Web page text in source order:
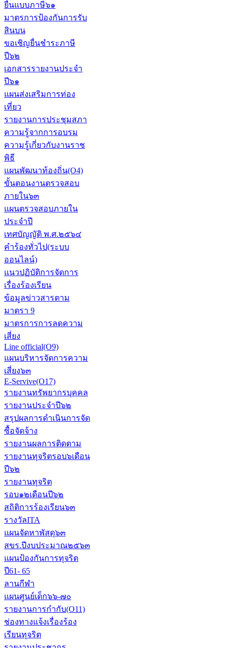
ยื่นแบบภาษี๖๑
มาตรการป้องกันการรับ
สินบน
ขอเชิญยื่นชำระภาษี
ปี๖๒
เอกสารรายงานประจำ
ปี๖๑
แผนส่งเสริมการท่อง
เที่ยว
รายงานการประชุมสภา
ความรู้จากการอบรม
ความรู้เกี่ยวกับงานราช
พิธี
แผนพัฒนาท้องถิ่น(O4)
ขั้นตอนงานตรวจสอบ
ภายใน๖๓
แผนตรวจสอบภายใน
ประจำปี
เทศบัญญัติ พ.ศ.๒๕๖๔
คำร้องทั่วไป(ระบบ
ออนไลน์)
แนวปฏิบัติการจัดการ
เรื่องร้องเรียน
ข้อมูลข่าวสารตาม
มาตรา 9
มาตรการการลดความ
เสี่ยง
Line official(O9)
แผนบริหารจัดการความ
เสี่ยง๖๓
E-Servive(O17)
รายงานทรัพยากรบุคคล
รายงานประจำปี๖๒
สรุปผลการดำเนินการจัด
ซื้อจัดจ้าง
รายงานผลการติดตาม
รายงานทุจริตรอบ๖เดือน
ปี๖๒
รายงานทุจริต
รอบ๑๒เดือนปี๖๒
สถิติการร้องเรียน๖๓
รางวัลITA
แผนจัดหาพัสดุ๖๓
สขร.ปีงบประมาณ๒๕๖๓
แผนป้องกันการทุจริต
ปี61- 65
ลานกีฬา
แผนศูนย์เด็ก๖๖-๗๐
รายงานการกำกับ(O11)
ช่องทางแจ้งเรื่องร้อง
เรียนทุจริต